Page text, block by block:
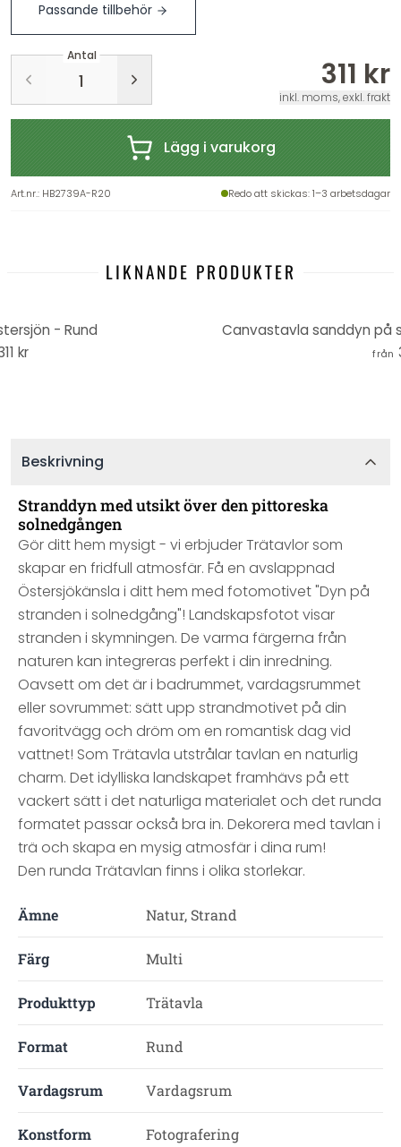
Passande tillbehör
Antal
311 kr
inkl. moms, exkl. frakt
Lägg i varukorg
Art.nr.: HB2739A-R20 Redo att skickas: 1–3 arbetsdagar
LIKNANDE PRODUKTER
- Rund
kr
Canvastavla sanddyn på
från
Beskrivning
Stranddyn med utsikt över den pittoreska
solnedgången
Gör ditt hem mysigt - vi erbjuder Trätavlor som
skapar en fridfull atmosfär. Få en avslappnad
Östersjökänsla i ditt hem med fotomotivet "Dyn på
stranden i solnedgång"! Landskapsfotot visar
stranden i skymningen. De varma färgerna från
naturen kan integreras perfekt i din inredning.
Oavsett om det är i badrummet, vardagsrummet
eller sovrummet: sätt upp strandmotivet på din
favoritvägg och dröm om en romantisk dag vid
vattnet! Som Trätavla utstrålar tavlan en naturlig
charm. Det idylliska landskapet framhävs på ett
vackert sätt i det naturliga materialet och det runda
formatet passar också bra in. Dekorera med tavlan i
trä och skapa en mysig atmosfär i dina rum!
Den runda Trätavlan finns i olika storlekar.
Ämne Natur, Strand
Färg Multi
Produkttyp Trätavla
Format Rund
Vardagsrum Vardagsrum
Konstform Fotografering